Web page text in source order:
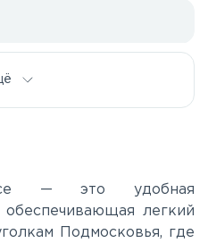
— это удобная
обеспечивающая легкий
Подмосковья, где